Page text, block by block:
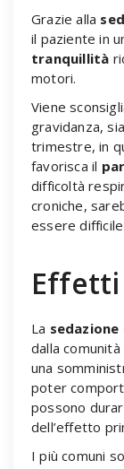
Grazie alla
il paziente in
tranquillità
motori.
Viene
gravidanza,
trimestre, in
favorisca il
difficoltà
croniche,
essere
La
dalla
una
poter
possono
dell’effetto
I più comuni